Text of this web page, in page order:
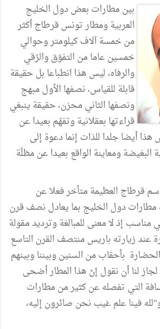
بين مطارات بعض دول الخليج
العربية ومطار تونس قرطاج أكثر
من خمسة آلاف كيلومتر وحوالي
خمسين عاما من التفوّق والرّقي
والرفاه، ليس هذا انطباعا بل حقيقة
قابلة للقياس، نصفها الأول مبهج
ونصفها الثاني محزن، حقيقة ينبغي
قراءتها بعقلانية وتفهّم بعيدا عن
أيضا جلدا للذات إنما دعوة إلى
البغيضة ومعاينة الواقع بعيدا عن مظلّة
قرطاج العظيمة متأخر فعلا عن
مطارات دول الخليج بما يعادل نصف قرن
إذ لا معنى للمبالغة وترديد مقولة
عند زيارته باريس منتصف القرن التاسع
بأحقاب من السنين وبيننا وبينهم
لجاز لنا أن نقول إنّ هذا المطار أضحى
التي تفصله عن كثير من مطارات
فينا علم غيب نحن صائرون إليه،